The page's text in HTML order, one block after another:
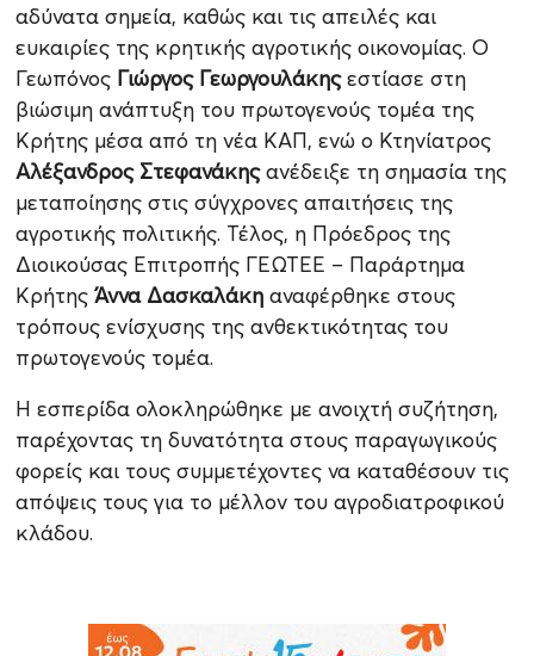
αδύνατα σημεία, καθώς και τις απειλές και
ευκαιρίες της κρητικής αγροτικής οικονομίας. Ο
Γεωπόνος Γιώργος Γεωργουλάκηςεστίασε στη
βιώσιμη ανάπτυξη του πρωτογενούς τομέα της
Κρήτης μέσα από τη νέα ΚΑΠ, ενώ ο Κτηνίατρος
Αλέξανδρος Στεφανάκηςανέδειξε τη σημασία της
μεταποίησης στις σύγχρονες απαιτήσεις της
αγροτικής πολιτικής. Τέλος, η Πρόεδρος της
Διοικούσας Επιτροπής ΓΕΩΤΕΕ – Παράρτημα
Κρήτης Άννα Δασκαλάκηαναφέρθηκε στους
τρόπους ενίσχυσης της ανθεκτικότητας του
πρωτογενούς τομέα.
Η εσπερίδα ολοκληρώθηκε με ανοιχτή συζήτηση,
παρέχοντας τη δυνατότητα στους παραγωγικούς
φορείς και τους συμμετέχοντες να καταθέσουν τις
απόψεις τους για το μέλλον του αγροδιατροφικού
κλάδου.